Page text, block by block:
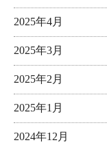
2025年4月
2025年3月
2025年2月
2025年1月
2024年12月